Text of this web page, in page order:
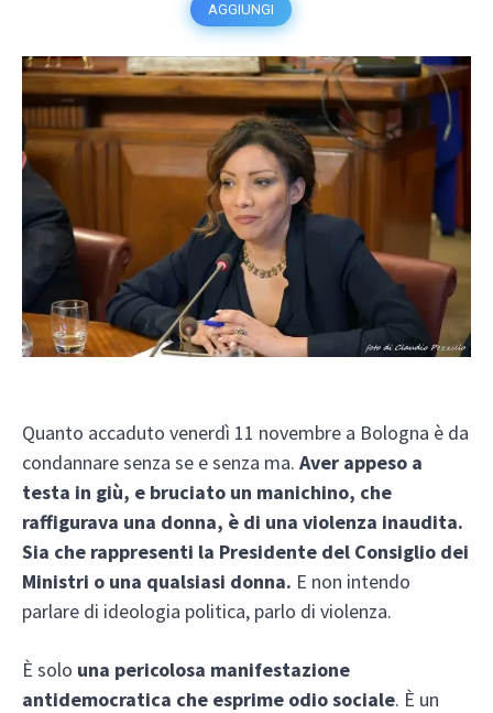
AGGIUNGI
Quanto accaduto venerdì 11 novembre a Bologna è da
condannare senza se e senza ma. Aver appeso a
testa in giù, e bruciato un manichino, che
raffigurava una donna, è di una violenza inaudita.
Sia che rappresenti la Presidente del Consiglio dei
Ministri o una qualsiasi donna. E non intendo
parlare di ideologia politica, parlo di violenza.
È solo una pericolosa manifestazione
antidemocratica che esprime odio sociale. È un